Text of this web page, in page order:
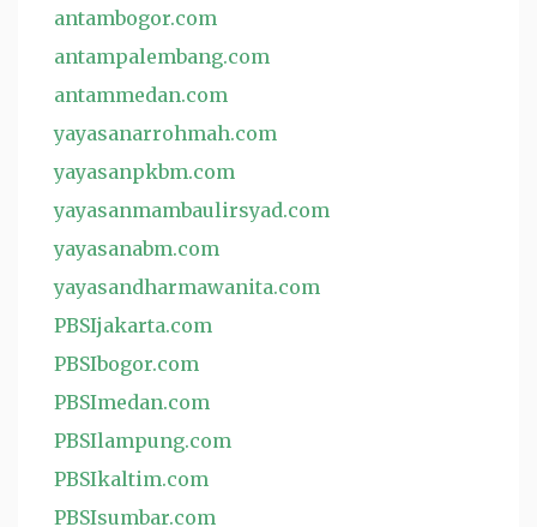
antambogor.com
antampalembang.com
antammedan.com
yayasanarrohmah.com
yayasanpkbm.com
yayasanmambaulirsyad.com
yayasanabm.com
yayasandharmawanita.com
PBSIjakarta.com
PBSIbogor.com
PBSImedan.com
PBSIlampung.com
PBSIkaltim.com
PBSIsumbar.com